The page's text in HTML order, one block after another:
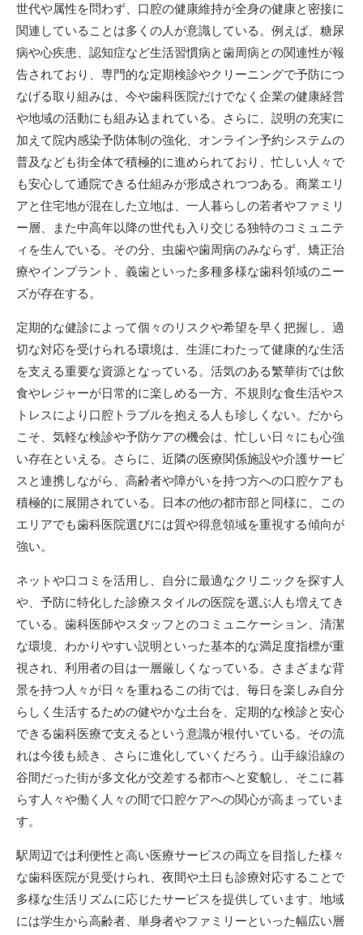
世代や属性を問わず、口腔の健康維持が全身の健康と密接に
関連していることは多くの人が意識している。例えば、糖尿
病や心疾患、認知症など生活習慣病と歯周病との関連性が報
告されており、専門的な定期検診やクリーニングで予防につ
なげる取り組みは、今や歯科医院だけでなく企業の健康経営
や地域の活動にも組み込まれている。さらに、説明の充実に
加えて院内感染予防体制の強化、オンライン予約システムの
普及なども街全体で積極的に進められており、忙しい人々で
も安心して通院できる仕組みが形成されつつある。商業エリ
アと住宅地が混在した立地は、一人暮らしの若者やファミリ
ー層、また中高年以降の世代も入り交じる独特のコミュニテ
ィを生んでいる。その分、虫歯や歯周病のみならず、矯正治
療やインプラント、義歯といった多種多様な歯科領域のニー
ズが存在する。
定期的な健診によって個々のリスクや希望を早く把握し、適
切な対応を受けられる環境は、生涯にわたって健康的な生活
を支える重要な資源となっている。活気のある繁華街では飲
食やレジャーが日常的に楽しめる一方、不規則な食生活やス
トレスにより口腔トラブルを抱える人も珍しくない。だから
こそ、気軽な検診や予防ケアの機会は、忙しい日々にも心強
い存在といえる。さらに、近隣の医療関係施設や介護サービ
スと連携しながら、高齢者や障がいを持つ方への口腔ケアも
積極的に展開されている。日本の他の都市部と同様に、この
エリアでも歯科医院選びには質や得意領域を重視する傾向が
強い。
ネットや口コミを活用し、自分に最適なクリニックを探す人
や、予防に特化した診療スタイルの医院を選ぶ人も増えてき
ている。歯科医師やスタッフとのコミュニケーション、清潔
な環境、わかりやすい説明といった基本的な満足度指標が重
視され、利用者の目は一層厳しくなっている。さまざまな背
景を持つ人々が日々を重ねるこの街では、毎日を楽しみ自分
らしく生活するための健やかな土台を、定期的な検診と安心
できる歯科医療で支えるという意識が根付いている。その流
れは今後も続き、さらに進化していくだろう。山手線沿線の
谷間だった街が多文化が交差する都市へと変貌し、そこに暮
らす人々や働く人々の間で口腔ケアへの関心が高まっていま
す。
駅周辺では利便性と高い医療サービスの両立を目指した様々
な歯科医院が見受けられ、夜間や土日も診療対応することで
多様な生活リズムに応じたサービスを提供しています。地域
には学生から高齢者、単身者やファミリーといった幅広い層